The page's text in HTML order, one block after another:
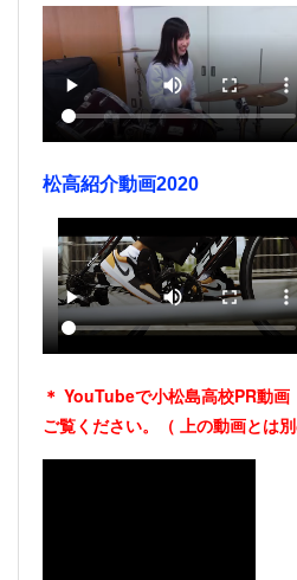
松高紹介動画2020
＊ YouTubeで小松島高校PR動
ご覧ください。（ 上の動画とは別